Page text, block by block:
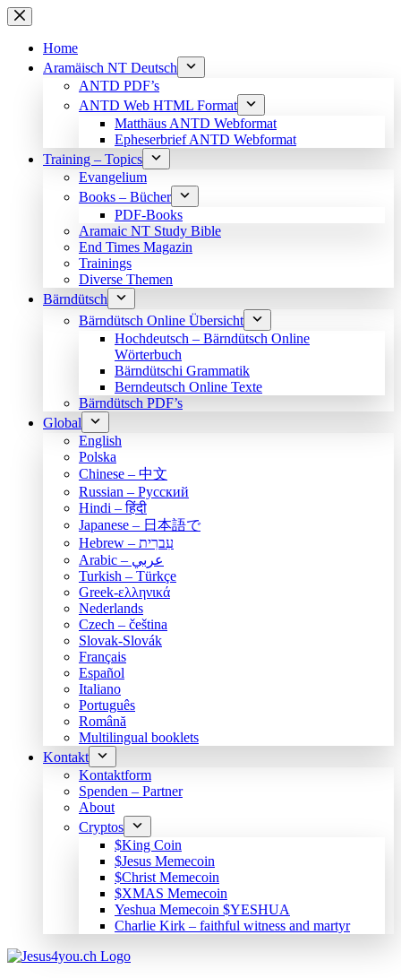
Skip
to
contentHome
Aramäisch NT Deutsch
ANTD PDF’s
ANTD Web HTML Format
Matthäus ANTD Webformat
Epheserbrief ANTD Webformat
Training – Topics
Evangelium
Books – Bücher
PDF-Books
Aramaic NT Study Bible
End Times Magazin
Trainings
Diverse Themen
Bärndütsch
Bärndütsch Online Übersicht
Hochdeutsch – Bärndütsch Online
Wörterbuch
Bärndütschi Grammatik
Berndeutsch Online Texte
Bärndütsch PDF’s
Global
English
Polska
Chinese – 中文
Russian – Русский
Hindi – हिंदी
Japanese – 日本語で
Hebrew – עִברִית
Arabic – عربي
Turkish – Türkçe
Greek-ελληνικά
Nederlands
Czech – čeština
Slovak-Slovák
Français
Español
Italiano
Português
Română
Multilingual booklets
Kontakt
Kontaktform
Spenden – Partner
About
Cryptos
$King Coin
$Jesus Memecoin
$Christ Memecoin
$XMAS Memecoin
Yeshua Memecoin $YESHUA
Charlie Kirk – faithful witness and martyr